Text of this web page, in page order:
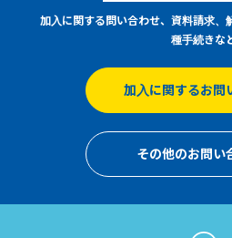
加入に関する問い合わせ、資料請求、
種手続きな
加入に関するお問
その他のお問い